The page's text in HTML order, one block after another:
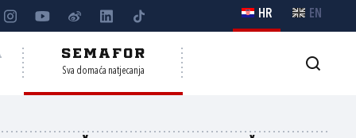
HR EN
SEMAFOR
Sva domaća natjecanja